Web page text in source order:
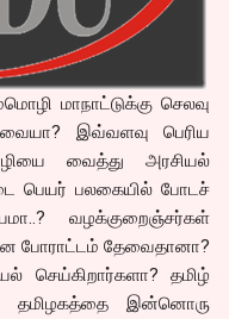
மாநாட்டுக்கு செலவு
இவ்வளவு பெரிய
வைத்து அரசியல்
பெயர் பலகையில் போடச்
வழக்குறைஞ்சர்கள்
போராட்டம் தேவைதானா?
செய்கிறார்களா? தமிழ்
தமிழகத்தை இன்னொரு